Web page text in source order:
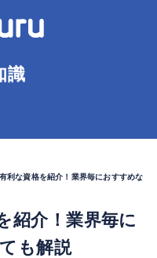
識
利な資格を紹介！業界毎におすすめな
紹介！業界毎に
も解説